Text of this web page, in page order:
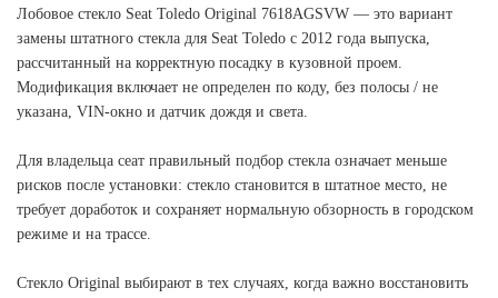
Лобовое стекло Seat Toledo Original 7618AGSVW — это вариант
замены штатного стекла для Seat Toledo с 2012 года выпуска,
рассчитанный на корректную посадку в кузовной проем.
Модификация включает не определен по коду, без полосы / не
указана, VIN-окно и датчик дождя и света.
Для владельца сеат правильный подбор стекла означает меньше
рисков после установки: стекло становится в штатное место, не
требует доработок и сохраняет нормальную обзорность в городском
режиме и на трассе.
Стекло Original выбирают в тех случаях, когда важно восстановить